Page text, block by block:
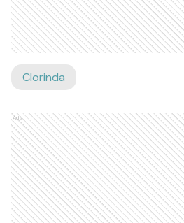
Clorinda
Ads